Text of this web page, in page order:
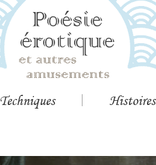
Techniques Histoires